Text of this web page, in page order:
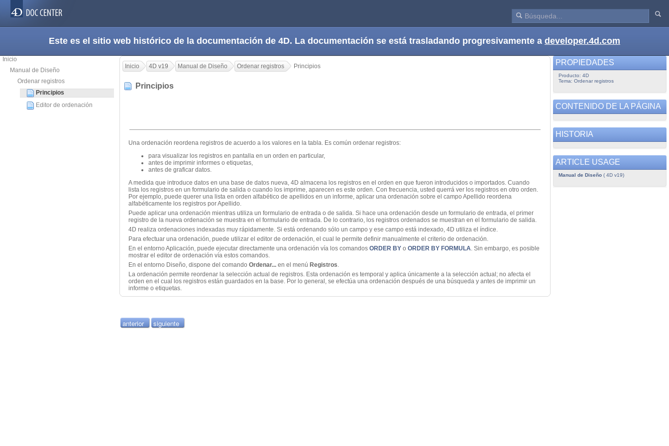
Este es el sitio web histórico de la documentación de 4D. La documentación se está trasladando progresivamente a developer.4d.com
Inicio
Manual de Diseño
Ordenar registros
Principios
Editor de ordenación
Inicio 4D v19 Manual de Diseño Ordenar registros Principios
Principios
Una ordenación reordena registros de acuerdo a los valores en la tabla. Es común ordenar registros:
para visualizar los registros en pantalla en un orden en particular,
antes de imprimir informes o etiquetas,
antes de graficar datos.
A medida que introduce datos en una base de datos nueva, 4D almacena los registros en el orden en que fueron introducidos o importados. Cuando
lista los registros en un formulario de salida o cuando los imprime, aparecen es este orden. Con frecuencia, usted querrá ver los registros en otro orden.
Por ejemplo, puede querer una lista en orden alfabético de apellidos en un informe, aplicar una ordenación sobre el campo Apellido reordena
alfabéticamente los registros por Apellido.
Puede aplicar una ordenación mientras utiliza un formulario de entrada o de salida. Si hace una ordenación desde un formulario de entrada, el primer
registro de la nueva ordenación se muestra en el formulario de entrada. De lo contrario, los registros ordenados se muestran en el formulario de salida.
4D realiza ordenaciones indexadas muy rápidamente. Si está ordenando sólo un campo y ese campo está indexado, 4D utiliza el índice.
Para efectuar una ordenación, puede utilizar el editor de ordenación, el cual le permite definir manualmente el criterio de ordenación.
En el entorno Aplicación, puede ejecutar directamente una ordenación vía los comandos ORDER BY o ORDER BY FORMULA. Sin embargo, es posible
mostrar el editor de ordenación vía estos comandos.
En el entorno Diseño, dispone del comando Ordenar... en el menú Registros.
La ordenación permite reordenar la selección actual de registros. Esta ordenación es temporal y aplica únicamente a la selección actual; no afecta el
orden en el cual los registros están guardados en la base. Por lo general, se efectúa una ordenación después de una búsqueda y antes de imprimir un
informe o etiquetas.
anterior siguiente
PROPIEDADES
Producto: 4D
Tema: Ordenar registros
CONTENIDO DE LA PÁGINA
HISTORIA
ARTICLE USAGE
Manual de Diseño( 4D v19)